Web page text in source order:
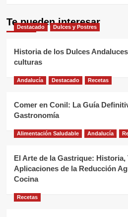
Te pueden interesar
Destacado Dulces y Postres
Historia de los Dulces
culturas
Andalucía Destacado Recetas
Comer en Conil: La Guía
Gastronomía
Alimentación Saludable Andalucía
El Arte de la Gastrique: Historia,
Aplicaciones de la Reducción
Cocina
Recetas